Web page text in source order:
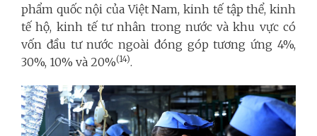
phẩm quốc nội của Việt Nam, kinh tế tập thể, kinh
tế hộ, kinh tế tư nhân trong nước và khu vực có
vốn đầu tư nước ngoài đóng góp tương ứng 4%,
30%, 10% và 20%(14).